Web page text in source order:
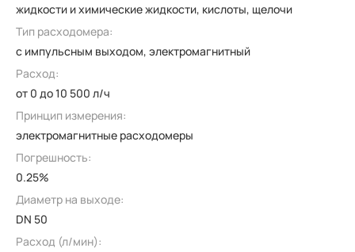
жидкости и химические жидкости, кислоты, щелочи
Тип расходомера:
с импульсным выходом, электромагнитный
Расход:
от 0 до 10 500 л/ч
Принцип измерения:
электромагнитные расходомеры
Погрешность:
0.25%
Диаметр на выходе:
DN 50
Расход (л/мин):